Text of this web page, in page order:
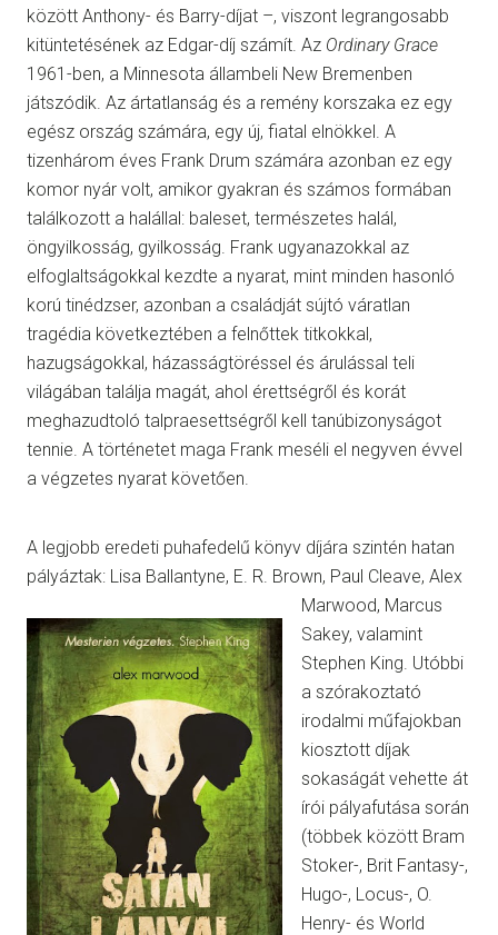
között Anthony- és Barry-díjat –, viszont legrangosabb
kitüntetésének az Edgar-díj számít. Az Ordinary Grace
1961-ben, a Minnesota állambeli New Bremenben
játszódik. Az ártatlanság és a remény korszaka ez egy
egész ország számára, egy új, fiatal elnökkel. A
tizenhárom éves Frank Drum számára azonban ez egy
komor nyár volt, amikor gyakran és számos formában
találkozott a halállal: baleset, természetes halál,
öngyilkosság, gyilkosság. Frank ugyanazokkal az
elfoglaltságokkal kezdte a nyarat, mint minden hasonló
korú tinédzser, azonban a családját sújtó váratlan
tragédia következtében a felnőttek titkokkal,
hazugságokkal, házasságtöréssel és árulással teli
világában találja magát, ahol érettségről és korát
meghazudtoló talpraesettségről kell tanúbizonyságot
tennie. A történetet maga Frank meséli el negyven évvel
a végzetes nyarat követően.
A legjobb eredeti puhafedelű könyv díjára szintén hatan
pályáztak: Lisa Ballantyne, E. R. Brown, Paul Cleave, Alex
Marwood, Marcus
Sakey, valamint
Stephen King. Utóbbi
a szórakoztató
irodalmi műfajokban
kiosztott díjak
sokaságát vehette át
írói pályafutása során
(többek között Bram
Stoker-, Brit Fantasy-,
Hugo-, Locus-, O.
Henry- és World